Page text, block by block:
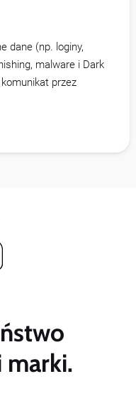
dane (np. loginy,
malware i Dark
przez
marki.